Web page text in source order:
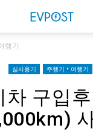
행기
실사용기 주행기 • 여행기
차 구입